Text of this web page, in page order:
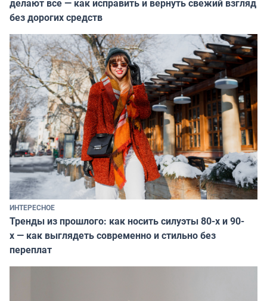
делают все — как исправить и вернуть свежий взгляд
без дорогих средств
ИНТЕРЕСНОЕ
Тренды из прошлого: как носить силуэты 80-х и 90-
х — как выглядеть современно и стильно без
переплат